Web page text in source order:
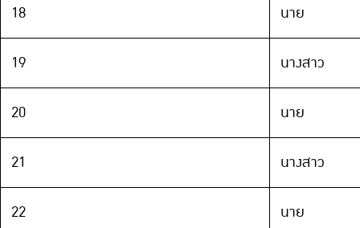
18
นาย
19
นางสาว
20
นาย
21
นางสาว
22
นาย